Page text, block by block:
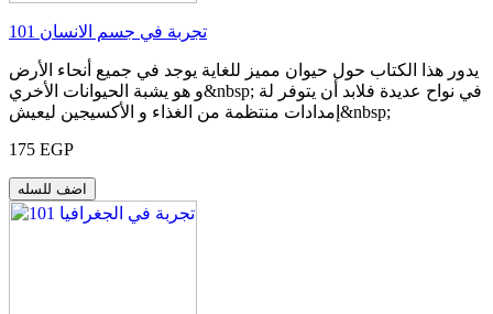
101 تجربة في جسم الانسان
يدور هذا الكتاب حول حيوان مميز للغاية يوجد في جميع أنحاء الأرض
و هو يشبة الحيوانات الأخري&nbsp; في نواح عديدة فلابد أن يتوفر لة
إمدادات منتظمة من الغذاء و الأكسيجين ليعيش&nbsp;
175 EGP
اضف للسله